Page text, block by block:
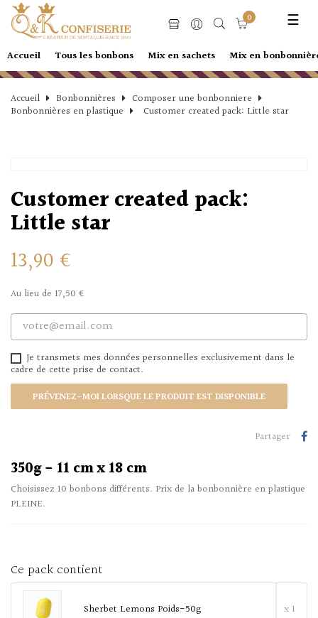
☰
0
Accueil Tous les bonbons Mix en sachets Mix en
Accueil Bonbonnières
Composer une bonbonniere
Bonbonnières en plastique
Customer created pack: Little star
Customer created pack:
Little star
13,90 €
Au lieu de 17,50 €
Je transmets mes données personnelles exclusivement dans le
cadre de cette prise de contact.
PRÉVENEZ-MOI LORSQUE LE PRODUIT EST DISPONIBLE
Partager
350g - 11 cm x 18 cm
Choisissez 10 bonbons différents. Prix de la bonbonnière en plastique
PLEINE.
Ce pack contient
Sherbet Lemons Poids-50g x 1